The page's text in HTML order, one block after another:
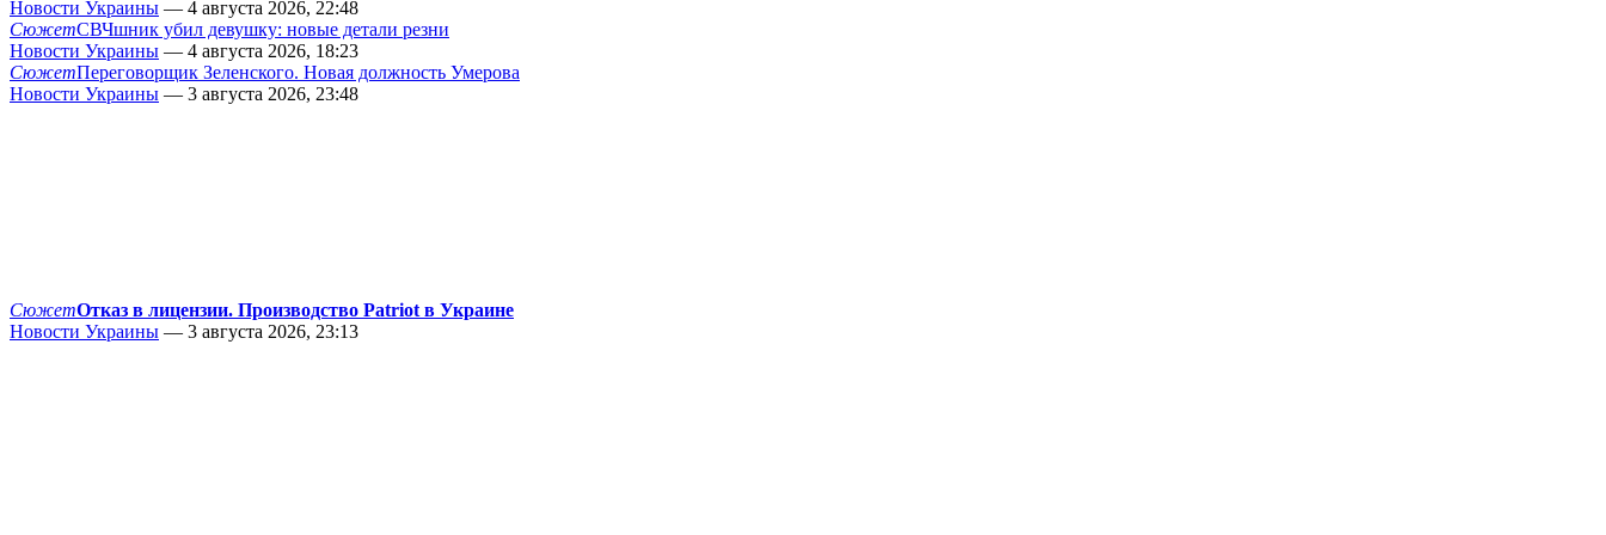
Новости Украины — 4 августа 2026, 22:48
СюжетСВЧшник убил девушку: новые детали резни
Новости Украины — 4 августа 2026, 18:23
СюжетПереговорщик Зеленского. Новая должность Умерова
Новости Украины — 3 августа 2026, 23:48
СюжетОтказ в лицензии. Производство Patriot в Украине
Новости Украины — 3 августа 2026, 23:13